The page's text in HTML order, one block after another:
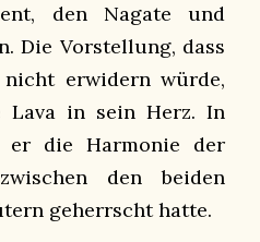
den Nagate und
Die Vorstellung, dass
erwidern würde,
Lava in sein Herz. In
er die Harmonie der
den beiden
geherrscht hatte.